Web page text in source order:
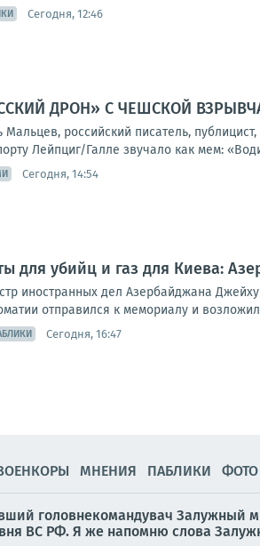
Сегодня, 12:46
ДРОН» С ЧЕШСКОЙ
Мальцев, российский писатель,
Лейпциг/Галле звучало как мем:
Сегодня, 14:54
для убийц и газ для Киева:
иностранных дел Азербайджана
отправился к мемориалу и
Сегодня, 16:47
МНЕНИЯ ПАБЛИКИ ФОТО
головнекомандувач Залужный
ВС РФ. Я же напомню слова